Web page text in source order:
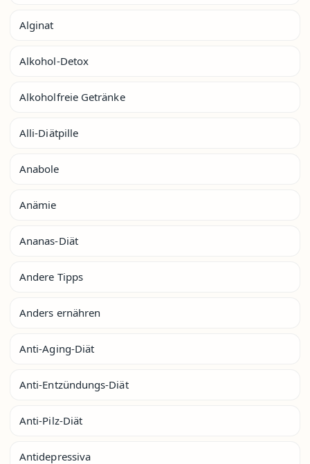
Alginat
Alkohol-Detox
Alkoholfreie Getränke
Alli-Diätpille
Anabole
Anämie
Ananas-Diät
Andere Tipps
Anders ernähren
Anti-Aging-Diät
Anti-Entzündungs-Diät
Anti-Pilz-Diät
Antidepressiva